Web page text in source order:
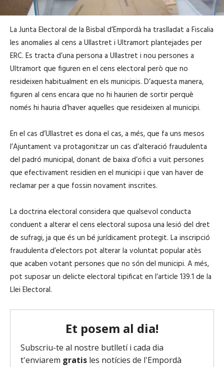
La Junta Electoral de la Bisbal d’Empordà ha traslladat a Fiscalia
les anomalies al cens a Ullastret i Ultramort plantejades per
ERC. Es tracta d’una persona a Ullastret i nou persones a
Ultramort que figuren en el cens electoral però que no
resideixen habitualment en els municipis. D’aquesta manera,
figuren al cens encara que no hi haurien de sortir perquè
només hi hauria d’haver aquelles que resideixen al municipi.
En el cas d’Ullastret es dona el cas, a més, que fa uns mesos
l’Ajuntament va protagonitzar un cas d’alteració fraudulenta
del padró municipal, donant de baixa d’ofici a vuit persones
que efectivament residien en el municipi i que van haver de
reclamar per a que fossin novament inscrites.
La doctrina electoral considera que qualsevol conducta
conduent a alterar el cens electoral suposa una lesió del dret
de sufragi, ja que és un bé jurídicament protegit. La inscripció
fraudulenta d’electors pot alterar la voluntat popular atès
que acaben votant persones que no són del municipi. A més,
pot suposar un delicte electoral tipificat en l’article 139.1 de la
Llei Electoral.